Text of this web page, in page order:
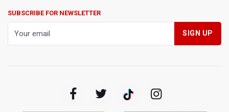
Indonesia
SUBSCRIBE FOR NEWSLETTER